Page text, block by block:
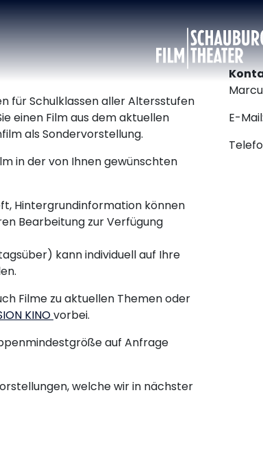
für Schulklassen aller Altersstufen
einen Film aus dem aktuellen
als Sondervorstellung.
in der von Ihnen gewünschten
Hintergrundinformation können
Bearbeitung zur Verfügung
kann individuell auf Ihre
Filme zu aktuellen Themen oder
KINOvorbei.
auf Anfrage
welche wir in nächster
E-Mail: